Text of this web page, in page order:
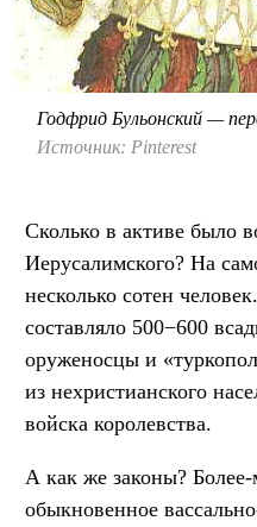
Годфрид Бульонский —
Источник: Pinterest
Сколько в активе было
Иерусалимского? На
несколько сотен
составляло 500−600
оруженосцы и
из нехристианского
войска королевства.
А как же законы?
обыкновенное